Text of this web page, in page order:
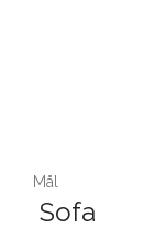
Mål
Sofa